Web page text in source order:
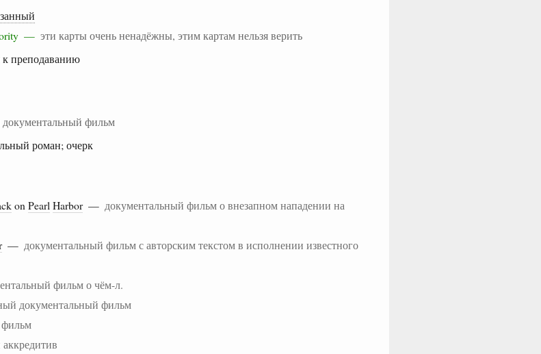
— эти карты очень ненадёжны, этим картам нельзя верить
к преподаванию
документальный фильм
роман; очерк
on Pearl Harbor— документальный фильм о внезапном нападении на
— документальный фильм с авторским текстом в исполнении известного
фильм о чём-л.
документальный фильм